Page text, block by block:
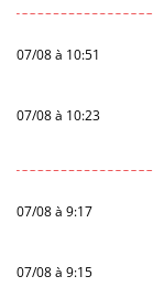
07/08 à 10:51
07/08 à 10:23
07/08 à 9:17
07/08 à 9:15